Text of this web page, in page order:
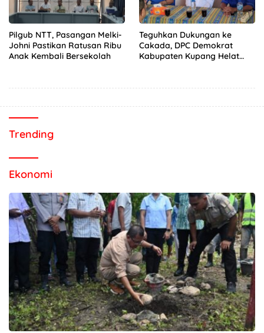
Pilgub NTT, Pasangan Melki-
Johni Pastikan Ratusan Ribu
Anak Kembali Bersekolah
Teguhkan Dukungan ke
Cakada, DPC Demokrat
Kabupaten Kupang Helat
Trending
Ekonomi